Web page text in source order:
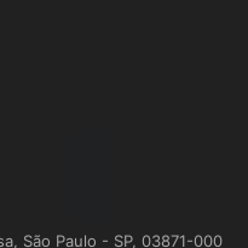
São Paulo - SP, 03871-000